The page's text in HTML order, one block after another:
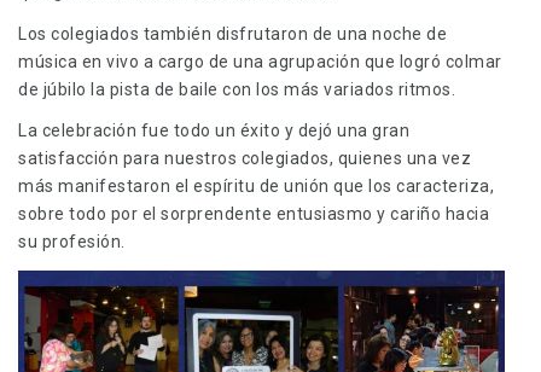
Los colegiados también disfrutaron de una noche de
música en vivo a cargo de una agrupación que logró colmar
de júbilo la pista de baile con los más variados ritmos.
La celebración fue todo un éxito y dejó una gran
satisfacción para nuestros colegiados, quienes una vez
más manifestaron el espíritu de unión que los caracteriza,
sobre todo por el sorprendente entusiasmo y cariño hacia
su profesión.